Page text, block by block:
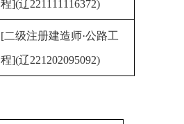
程](辽221111116372)
[二级注册建造师·公路工
程](辽221202095092)